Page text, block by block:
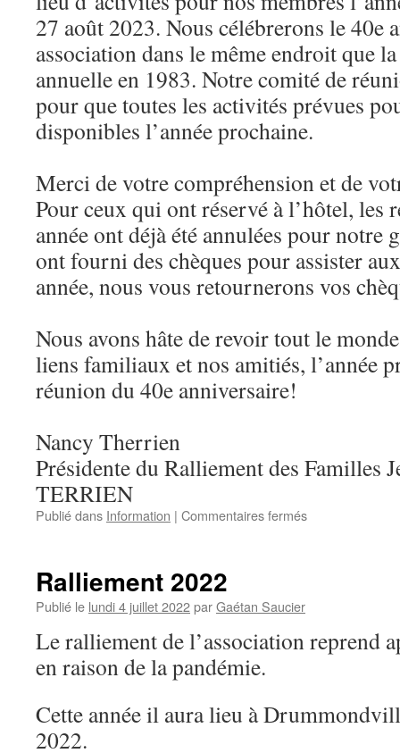
27 août 2023. Nous célébrerons le 40e
association dans le même endroit que
annuelle en 1983. Notre comité de
pour que toutes les activités prévues
disponibles l’année prochaine.
Merci de votre compréhension et de
Pour ceux qui ont réservé à l’hôtel, les
année ont déjà été annulées pour notre
ont fourni des chèques pour assister
année, nous vous retournerons vos
Nous avons hâte de revoir tout le
liens familiaux et nos amitiés, l’année
réunion du 40e anniversaire!
Nancy Therrien
Présidente du Ralliement des Familles
TERRIEN
Publié dans Information | Commentaires ferméssur
Ralliement 2022
Publié le lundi 4 juillet 2022parGaétan Saucier
Le ralliement de l’association reprend
en raison de la pandémie.
Cette année il aura lieu à
2022.